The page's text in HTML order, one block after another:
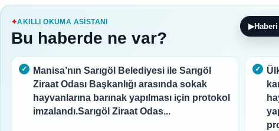
AKILLI OKUMA ASISTANI
Bu haberde ne var?
▶
Manisa’nın Sarıgöl Belediyesi ile Sarıgöl
Ziraat Odası Başkanlığı arasında sokak
hayvanlarına barınak yapılması için protokol
imzalandı.Sarıgöl Ziraat Odas...